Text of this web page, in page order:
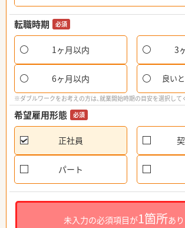
転職時期 必須
1ヶ月以内 3
6ヶ月以内 良い
※ダブルワークをお考えの方は、就業開始時期の目安を選択して
希望雇用形態 必須
正社員
パート
未入力の必須項目が1箇所あ